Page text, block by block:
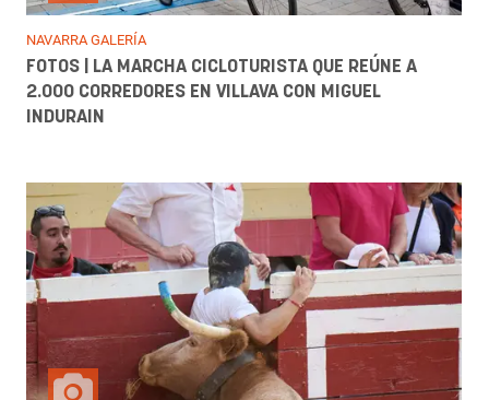
NAVARRA GALERÍA
FOTOS | LA MARCHA CICLOTURISTA QUE REÚNE A
2.000 CORREDORES EN VILLAVA CON MIGUEL
INDURAIN